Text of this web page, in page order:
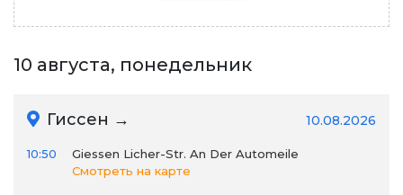
10 августа, понедельник
Гиссен → 10.08.2026
10:50
Giessen Licher-Str. An Der Automeile
Смотреть на карте